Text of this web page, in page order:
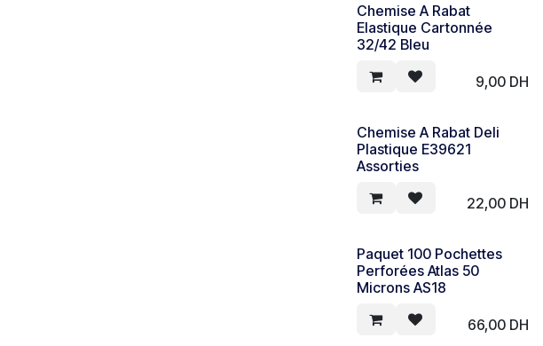
Chemise A Rabat
Elastique Cartonnée
32/42 Bleu
9,00 DH
Chemise A Rabat Deli
Plastique E39621
Assorties
22,00 DH
Paquet 100 Pochettes
Perforées Atlas 50
Microns AS18
66,00 DH